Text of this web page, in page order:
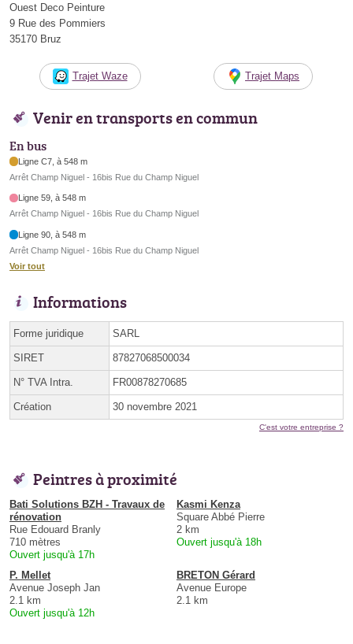
Ouest Deco Peinture
9 Rue des Pommiers
35170 Bruz
Trajet Waze Trajet Maps
Venir en transports en commun
En bus
Ligne C7, à 548 m
Arrêt Champ Niguel - 16bis Rue du Champ Niguel
Ligne 59, à 548 m
Arrêt Champ Niguel - 16bis Rue du Champ Niguel
Ligne 90, à 548 m
Arrêt Champ Niguel - 16bis Rue du Champ Niguel
Voir tout
Informations
Forme juridique SARL
SIRET 87827068500034
N° TVA Intra. FR00878270685
Création 30 novembre 2021
C'est votre entreprise ?
Peintres à proximité
Bati Solutions BZH - Travaux de
rénovation
Rue Edouard Branly
710 mètres
Ouvert jusqu'à 17h
Kasmi Kenza
Square Abbé Pierre
2 km
Ouvert jusqu'à 18h
P. Mellet
Avenue Joseph Jan
2.1 km
Ouvert jusqu'à 12h
BRETON Gérard
Avenue Europe
2.1 km